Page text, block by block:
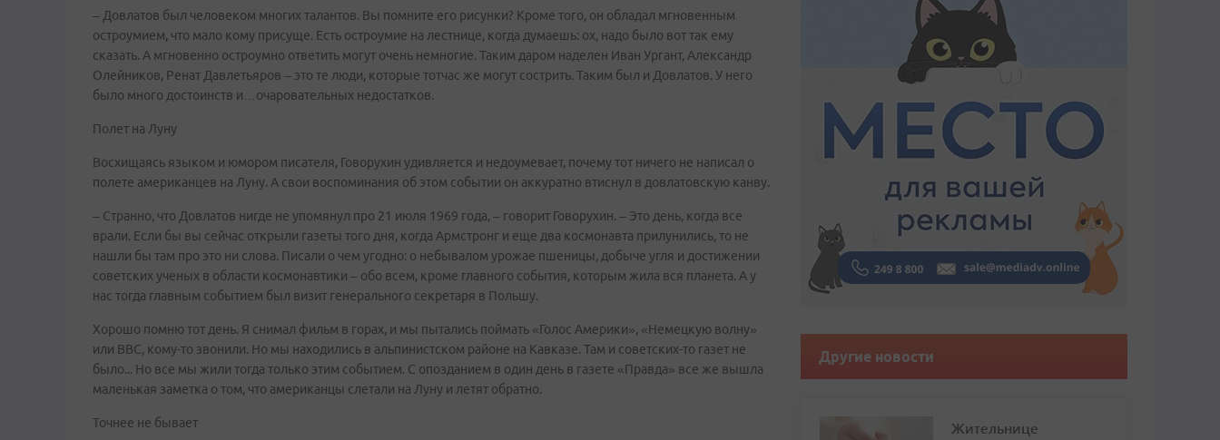
– Довлатов был человеком многих талантов. Вы помните его рисунки? Кроме того, он обладал мгновенным
остроумием, что мало кому присуще. Есть остроумие на лестнице, когда думаешь: ох, надо было вот так ему
сказать. А мгновенно остроумно ответить могут очень немногие. Таким даром наделен Иван Ургант, Александр
Олейников, Ренат Давлетьяров – это те люди, которые тотчас же могут сострить. Таким был и Довлатов. У него
было много достоинств и…очаровательных недостатков.
Полет на Луну
Восхищаясь языком и юмором писателя, Говорухин удивляется и недоумевает, почему тот ничего не написал о
полете американцев на Луну. А свои воспоминания об этом событии он аккуратно втиснул в довлатовскую канву.
– Странно, что Довлатов нигде не упомянул про 21 июля 1969 года, – говорит Говорухин. – Это день, когда все
врали. Если бы вы сейчас открыли газеты того дня, когда Армстронг и еще два космонавта прилунились, то не
нашли бы там про это ни слова. Писали о чем угодно: о небывалом урожае пшеницы, добыче угля и достижении
советских ученых в области космонавтики – обо всем, кроме главного события, которым жила вся планета. А у
нас тогда главным событием был визит генерального секретаря в Польшу.
Хорошо помню тот день. Я снимал фильм в горах, и мы пытались поймать «Голос Америки», «Немецкую волну»
или ВВС, кому-то звонили. Но мы находились в альпинистском районе на Кавказе. Там и советских-то газет не
было... Но все мы жили тогда только этим событием. С опозданием в один день в газете «Правда» все же вышла
маленькая заметка о том, что американцы слетали на Луну и летят обратно.
Точнее не бывает
Другие новости
Жительнице